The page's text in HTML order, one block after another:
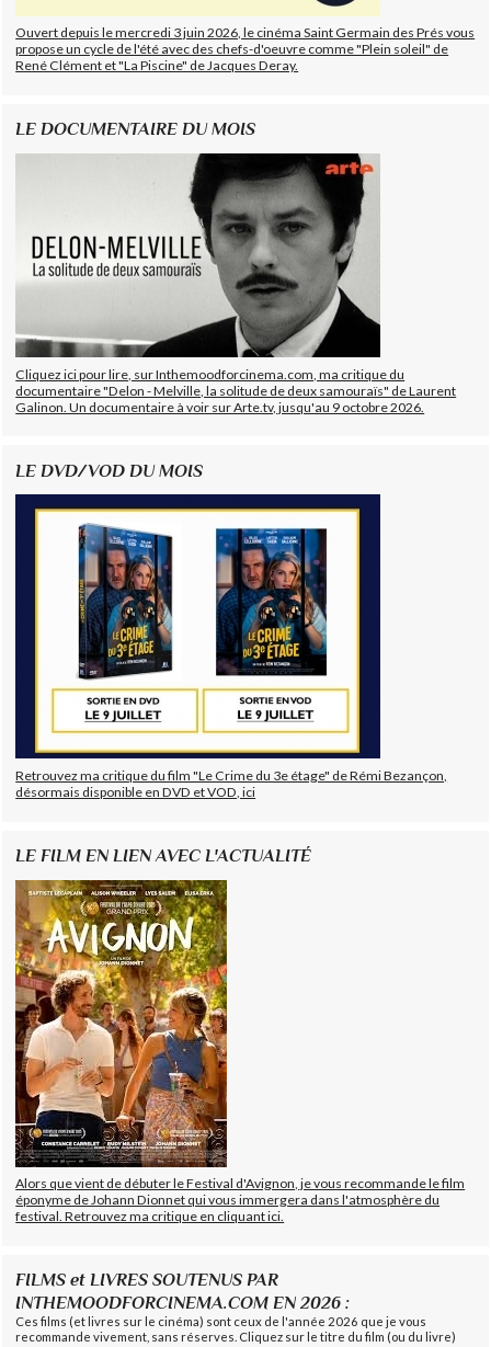
Ouvert depuis le mercredi 3 juin 2026, le cinéma Saint Germain des Prés vous
propose un cycle de l'été avec des chefs-d'oeuvre comme "Plein soleil" de
René Clément et "La Piscine" de Jacques Deray.
LE DOCUMENTAIRE DU MOIS
Cliquez ici pour lire, sur Inthemoodforcinema.com, ma critique du
documentaire "Delon - Melville, la solitude de deux samouraïs" de Laurent
Galinon. Un documentaire à voir sur Arte.tv, jusqu'au 9 octobre 2026.
LE DVD/VOD DU MOIS
Retrouvez ma critique du film "Le Crime du 3e étage" de Rémi Bezançon,
désormais disponible en DVD et VOD, ici
LE FILM EN LIEN AVEC L'ACTUALITÉ
Alors que vient de débuter le Festival d'Avignon, je vous recommande le film
éponyme de Johann Dionnet qui vous immergera dans l'atmosphère du
festival. Retrouvez ma critique en cliquant ici.
FILMS et LIVRES SOUTENUS PAR
INTHEMOODFORCINEMA.COM EN 2026 :
Ces films (et livres sur le cinéma) sont ceux de l'année 2026 que je vous
recommande vivement, sans réserves. Cliquez sur le titre du film (ou du livre)